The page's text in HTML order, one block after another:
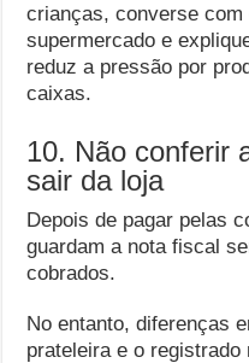
crianças, converse
supermercado e
reduz a pressão por
caixas.
10. Não conferir
sair da loja
Depois de pagar pelas
guardam a nota fiscal
cobrados.
No entanto, diferenças
prateleira e o